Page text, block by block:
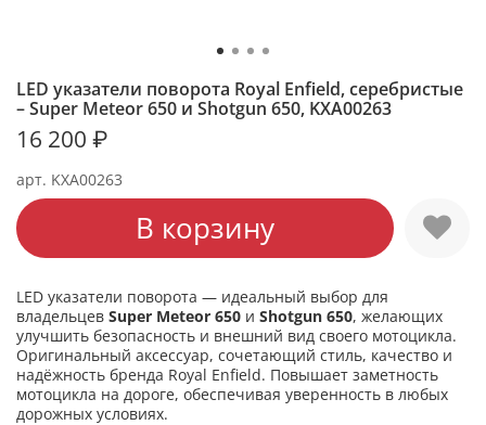
арт. KXA00263
LED указатели поворота Royal Enfield, серебристые
– Super Meteor 650 и Shotgun 650, KXA00263
16 200 ₽
В корзину
LED указатели поворота — идеальный выбор для
владельцев Super Meteor 650 и Shotgun 650, желающих
улучшить безопасность и внешний вид своего мотоцикла.
Оригинальный аксессуар, сочетающий стиль, качество и
надёжность бренда Royal Enfield. Повышает заметность
мотоцикла на дороге, обеспечивая уверенность в любых
дорожных условиях.